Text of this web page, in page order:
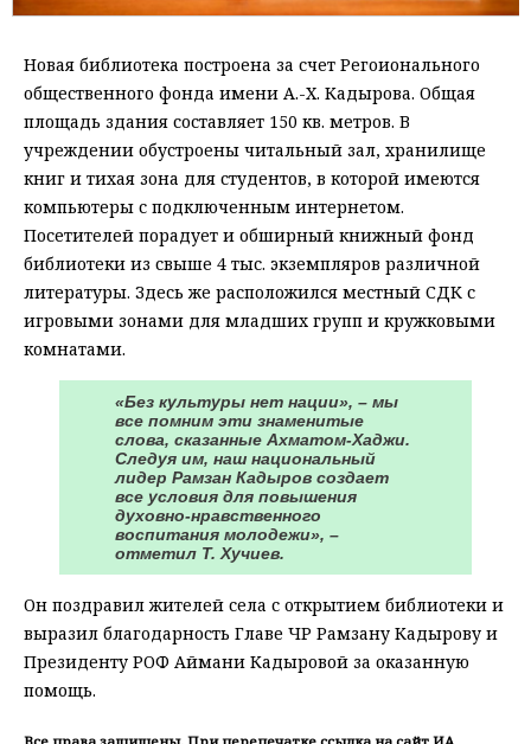
Новая библиотека построена за счет Регоионального
общественного фонда имени А.-Х. Кадырова. Общая
площадь здания составляет 150 кв. метров. В
учреждении обустроены читальный зал, хранилище
книг и тихая зона для студентов, в которой имеются
компьютеры с подключенным интернетом.
Посетителей порадует и обширный книжный фонд
библиотеки из свыше 4 тыс. экземпляров различной
литературы. Здесь же расположился местный СДК с
игровыми зонами для младших групп и кружковыми
комнатами.
«Без культуры нет нации», – мы
все помним эти знаменитые
слова, сказанные Ахматом-Хаджи.
Следуя им, наш национальный
лидер Рамзан Кадыров создает
все условия для повышения
духовно-нравственного
воспитания молодежи», –
отметил Т. Хучиев.
Он поздравил жителей села с открытием библиотеки и
выразил благодарность Главе ЧР Рамзану Кадырову и
Президенту РОФ Аймани Кадыровой за оказанную
помощь.